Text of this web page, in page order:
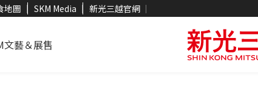
地圖 SKM Media 新光三越官網
文藝＆展售